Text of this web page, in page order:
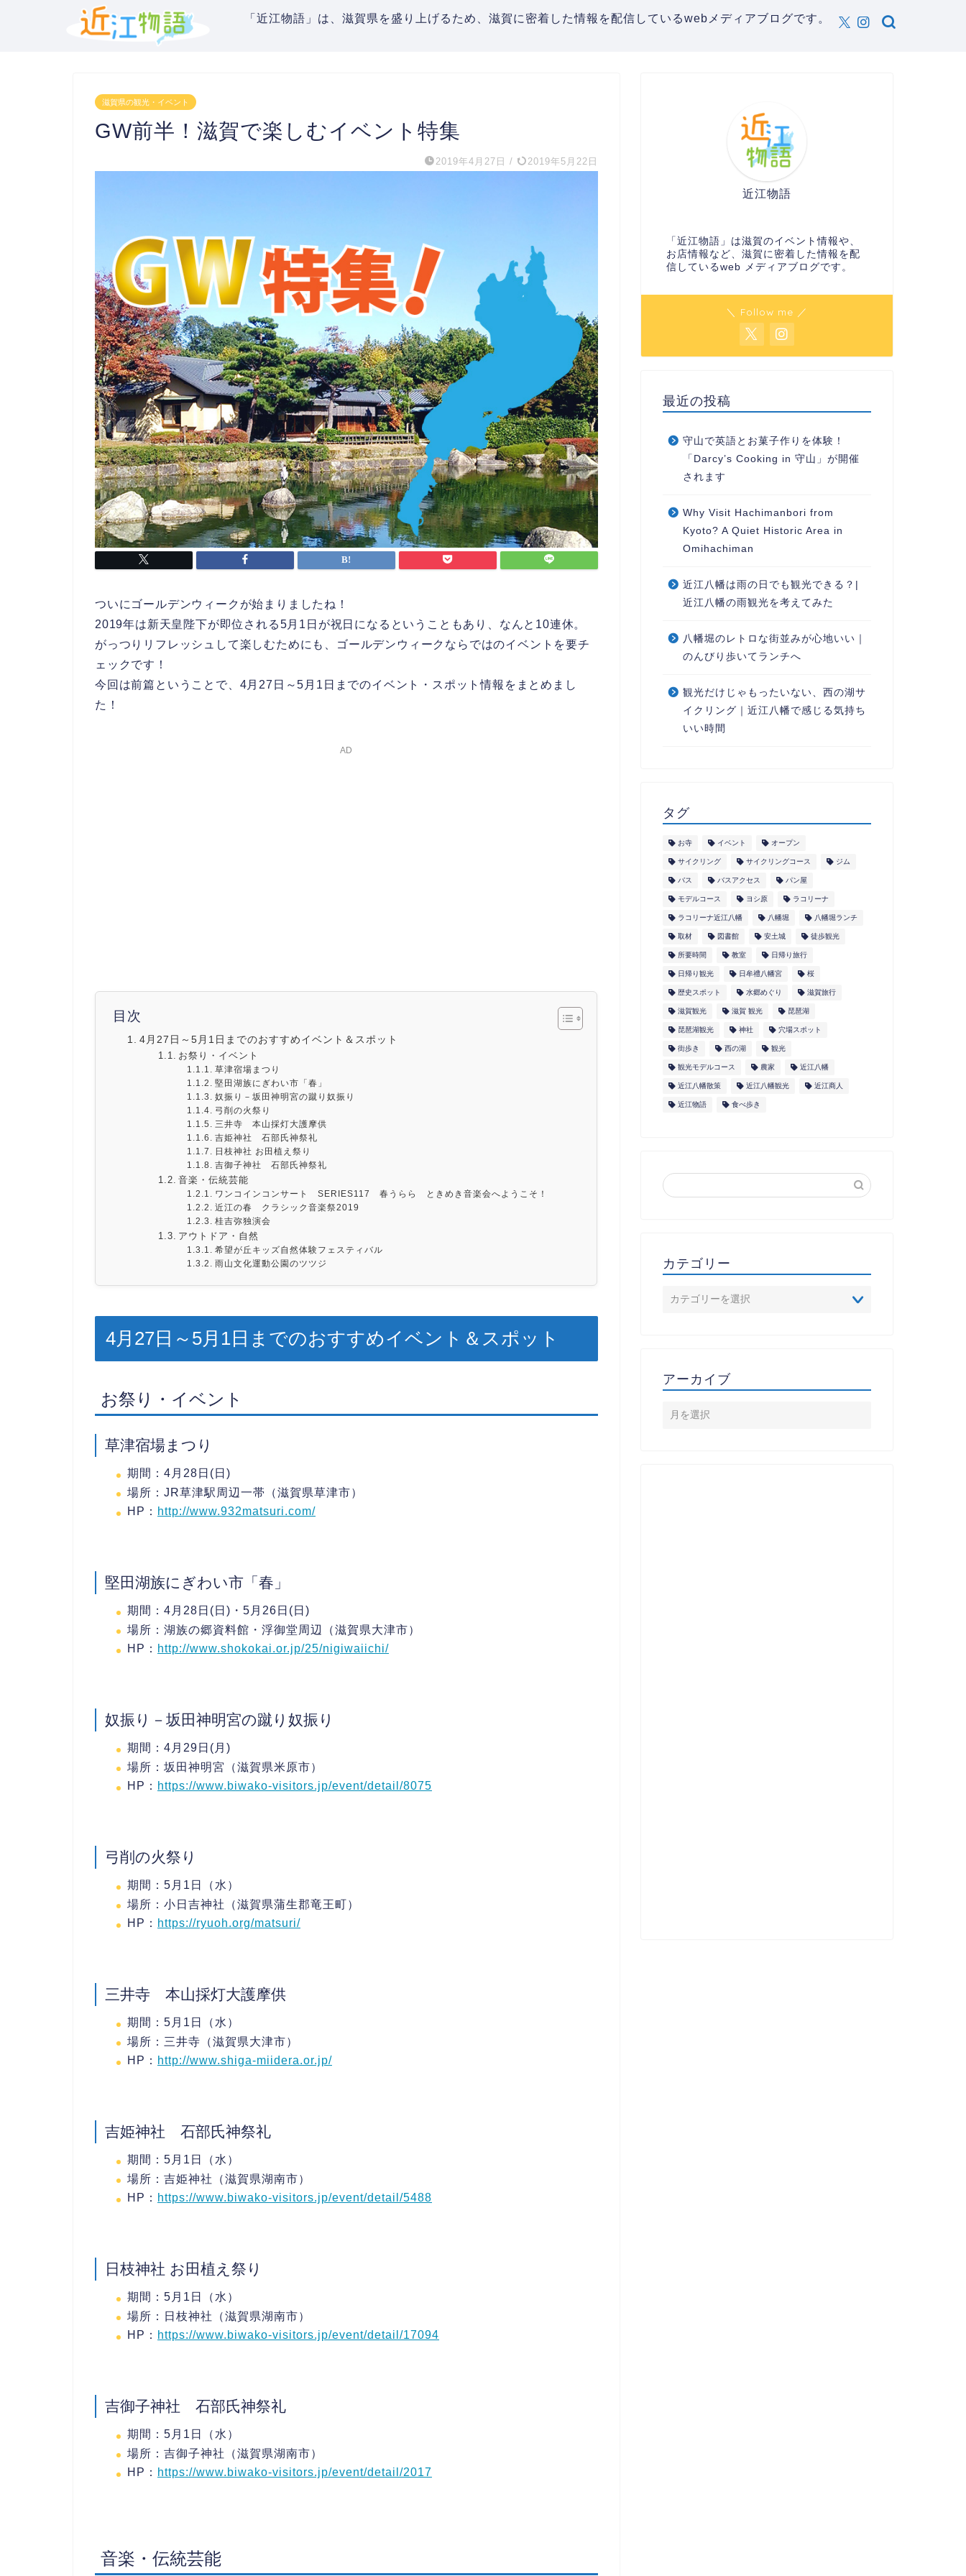
「近江物語」は、滋賀県を盛り上げるため、滋賀に密着した情報を配信しているwebメディアブログです。
滋賀県の観光・イベント
GW前半！滋賀で楽しむイベント特集
2019年4月27日 / 2019年5月22日
ついにゴールデンウィークが始まりましたね！
2019年は新天皇陛下が即位される5月1日が祝日になるということもあり、なんと10連休。
がっつりリフレッシュして楽しむためにも、ゴールデンウィークならではのイベントを要チ
ェックです！
今回は前篇ということで、4月27日～5月1日までのイベント・スポット情報をまとめまし
た！
AD
目次
4月27日～5月1日までのおすすめイベント＆スポット
お祭り・イベント
草津宿場まつり
堅田湖族にぎわい市「春」
奴振り－坂田神明宮の蹴り奴振り
弓削の火祭り
三井寺 本山採灯大護摩供
吉姫神社 石部氏神祭礼
日枝神社 お田植え祭り
吉御子神社 石部氏神祭礼
音楽・伝統芸能
ワンコインコンサート SERIES117 春うらら ときめき音楽会へようこそ！
近江の春 クラシック音楽祭2019
桂吉弥独演会
アウトドア・自然
希望が丘キッズ自然体験フェスティバル
雨山文化運動公園のツツジ
4月27日～5月1日までのおすすめイベント＆スポット
お祭り・イベント
草津宿場まつり
期間：4月28日(日)
場所：JR草津駅周辺一帯（滋賀県草津市）
HP： http://www.932matsuri.com/
堅田湖族にぎわい市「春」
期間：4月28日(日)・5月26日(日)
場所：湖族の郷資料館・浮御堂周辺（滋賀県大津市）
HP： http://www.shokokai.or.jp/25/nigiwaiichi/
奴振り－坂田神明宮の蹴り奴振り
期間：4月29日(月)
場所：坂田神明宮（滋賀県米原市）
HP： https://www.biwako-visitors.jp/event/detail/8075
弓削の火祭り
期間：5月1日（水）
場所：小日吉神社（滋賀県蒲生郡竜王町）
HP： https://ryuoh.org/matsuri/
三井寺 本山採灯大護摩供
期間：5月1日（水）
場所：三井寺（滋賀県大津市）
HP： http://www.shiga-miidera.or.jp/
吉姫神社 石部氏神祭礼
期間：5月1日（水）
場所：吉姫神社（滋賀県湖南市）
HP： https://www.biwako-visitors.jp/event/detail/5488
日枝神社 お田植え祭り
期間：5月1日（水）
場所：日枝神社（滋賀県湖南市）
HP： https://www.biwako-visitors.jp/event/detail/17094
吉御子神社 石部氏神祭礼
期間：5月1日（水）
場所：吉御子神社（滋賀県湖南市）
HP： https://www.biwako-visitors.jp/event/detail/2017
音楽・伝統芸能
近江物語
「近江物語」は滋賀のイベント情報や、
お店情報など、滋賀に密着した情報を配
信しているweb メディアブログです。
＼ Follow me ／
最近の投稿
守山で英語とお菓子作りを体験！
「Darcy’s Cooking in 守山」が開催
されます
Why Visit Hachimanbori from
Kyoto? A Quiet Historic Area in
Omihachiman
近江八幡は雨の日でも観光できる？|
近江八幡の雨観光を考えてみた
八幡堀のレトロな街並みが心地いい｜
のんびり歩いてランチへ
観光だけじゃもったいない、西の湖サ
イクリング｜近江八幡で感じる気持ち
いい時間
タグ
お寺 イベント オープン
サイクリング サイクリングコース ジム
バス バスアクセス パン屋
モデルコース ヨシ原 ラコリーナ
ラコリーナ近江八幡 八幡堀 八幡堀ランチ
取材 図書館 安土城 徒歩観光
所要時間 教室 日帰り旅行
日帰り観光 日牟禮八幡宮 桜
歴史スポット 水郷めぐり 滋賀旅行
滋賀観光 滋賀 観光 琵琶湖
琵琶湖観光 神社 穴場スポット
街歩き 西の湖 観光
観光モデルコース 農家 近江八幡
近江八幡散策 近江八幡観光 近江商人
近江物語 食べ歩き
カテゴリー
アーカイブ